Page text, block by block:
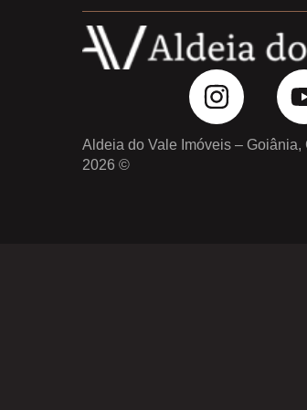
Aldeia do Vale Imóveis –
2026 ©